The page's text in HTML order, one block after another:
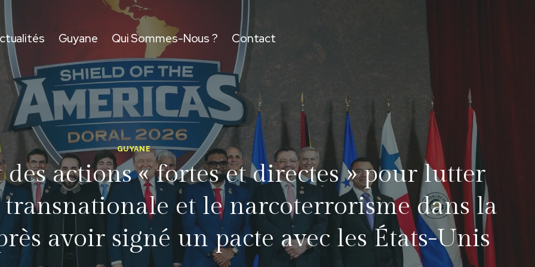
Guyane Qui Sommes-Nous ? Contact
GUYANE
actions « fortes et directes » pour lutter
et le narcoterrorisme dans la
avoir signé un pacte avec les États-Unis